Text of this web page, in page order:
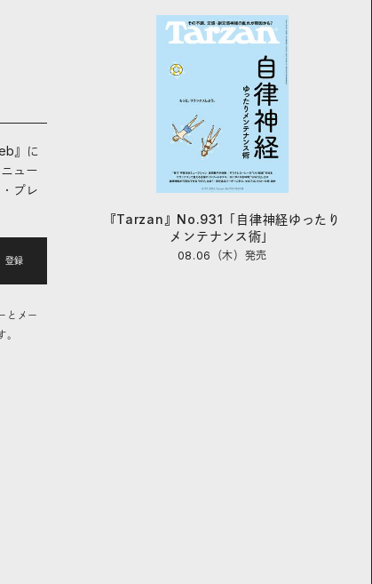
』に
ュー
プレ
登録
とメー
『Tarzan』No.931「自律神経ゆったり
メンテナンス術」
08.06（木） 発売